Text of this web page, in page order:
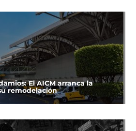
El AICM arranca la
remodelación